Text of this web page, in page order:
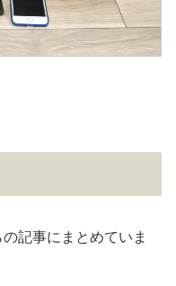
記事にまとめていま